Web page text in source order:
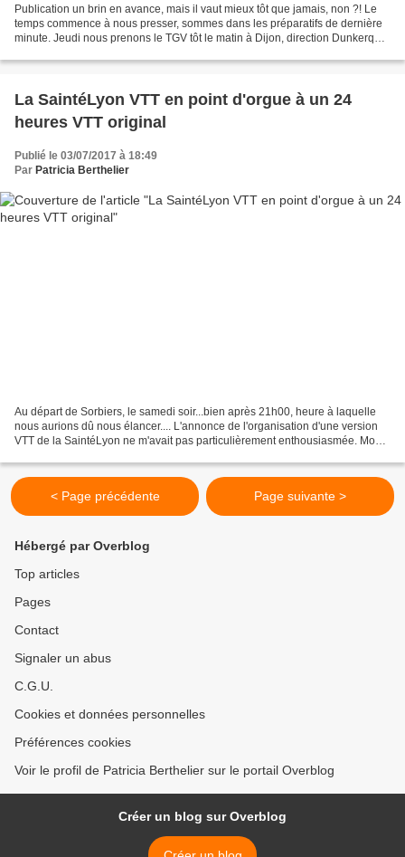
Publication un brin en avance, mais il vaut mieux tôt que jamais, non ?! Le
temps commence à nous presser, sommes dans les préparatifs de dernière
minute. Jeudi nous prenons le TGV tôt le matin à Dijon, direction Dunkerque.
La SaintéLyon VTT en point d'orgue à un 24
heures VTT original
Publié le 03/07/2017 à 18:49
Par Patricia Berthelier
Au départ de Sorbiers, le samedi soir...bien après 21h00, heure à laquelle
nous aurions dû nous élancer.... L'annonce de l'organisation d'une version
VTT de la SaintéLyon ne m'avait pas particulièrement enthousiasmée. Mon
< Page précédente Page suivante >
Hébergé par Overblog
Top articles
Pages
Contact
Signaler un abus
C.G.U.
Cookies et données personnelles
Préférences cookies
Voir le profil de Patricia Berthelier sur le portail Overblog
Créer un blog sur Overblog